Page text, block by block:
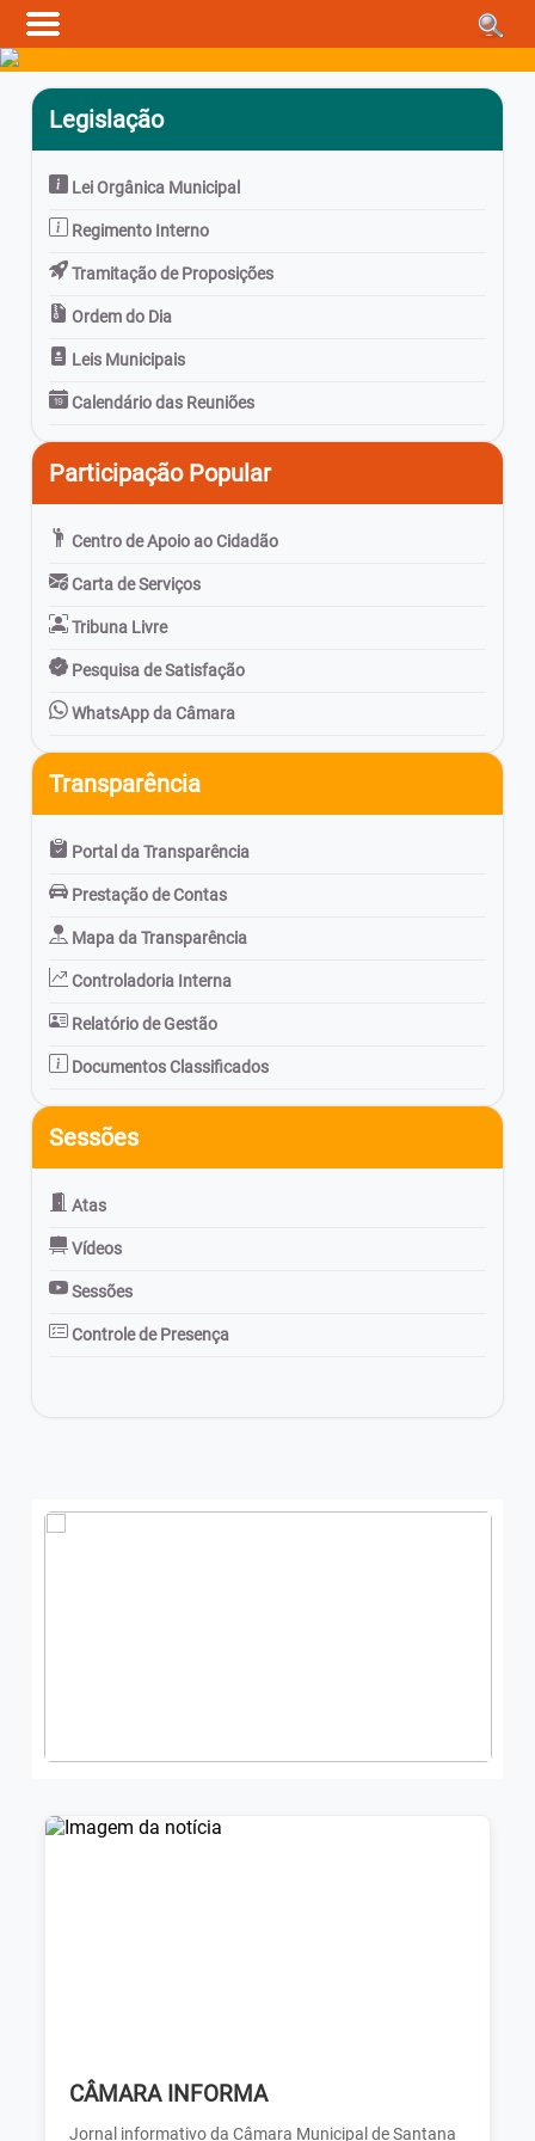
Legislação
Lei Orgânica Municipal
Regimento Interno
Tramitação de Proposições
Ordem do Dia
Leis Municipais
Calendário das Reuniões
Participação Popular
Centro de Apoio ao Cidadão
Carta de Serviços
Tribuna Livre
Pesquisa de Satisfação
WhatsApp da Câmara
Transparência
Portal da Transparência
Prestação de Contas
Mapa da Transparência
Controladoria Interna
Relatório de Gestão
Documentos Classificados
Sessões
Atas
Vídeos
Sessões
Controle de Presença
CÂMARA INFORMA
Jornal informativo da Câmara Municipal de Santana